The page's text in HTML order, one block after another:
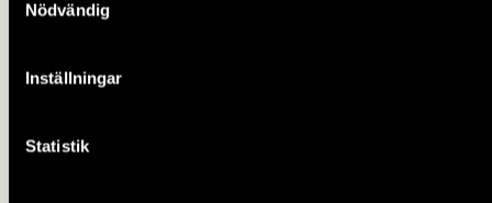
Nödvändig
Inställningar
Statistik